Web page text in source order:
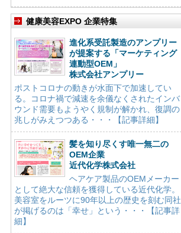
健康美容EXPO 企業特集
進化系受託製造のアンプリー
が提案する「マーケティング
連動型OEM」
株式会社アンプリー
ポストコロナの動きが水面下で加速してい
る。コロナ禍で減速を余儀なくされたインバ
ウンド需要もようやく規制が解かれ、復調の
兆しがみえつつある・・・【記事詳細】
髪を知り尽くす唯一無二の
OEM企業
近代化学株式会社
ヘアケア製品のOEMメーカー
として絶大な信頼を獲得している近代化学。
美容室をルーツに90年以上の歴史を刻む同社
が掲げるのは「幸せ」という・・・【記事詳
細】